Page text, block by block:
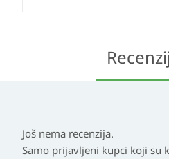
Još nema recenzija.
Samo prijavljeni kupci koji su